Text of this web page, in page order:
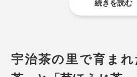
続きを読む
宇治茶の里で育ま